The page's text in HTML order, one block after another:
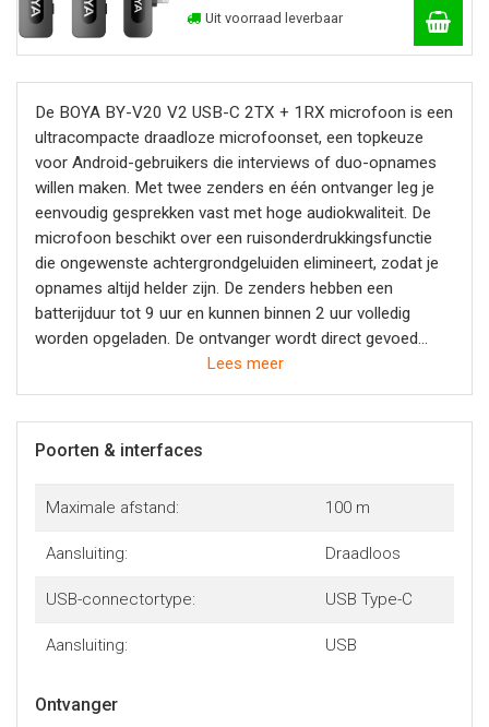
Uit voorraad leverbaar
De BOYA BY-V20 V2 USB-C 2TX + 1RX microfoon is een
ultracompacte draadloze microfoonset, een topkeuze
voor Android-gebruikers die interviews of duo-opnames
willen maken. Met twee zenders en één ontvanger leg je
eenvoudig gesprekken vast met hoge audiokwaliteit. De
microfoon beschikt over een ruisonderdrukkingsfunctie
die ongewenste achtergrondgeluiden elimineert, zodat je
opnames altijd helder zijn. De zenders hebben een
batterijduur tot 9 uur en kunnen binnen 2 uur volledig
worden opgeladen. De ontvanger wordt direct gevoed
door je apparaat, waardoor je geen extra batterijen nodig
Lees meer
Poorten & interfaces
Maximale afstand: 100 m
Aansluiting: Draadloos
USB-connectortype: USB Type-C
Aansluiting: USB
Ontvanger